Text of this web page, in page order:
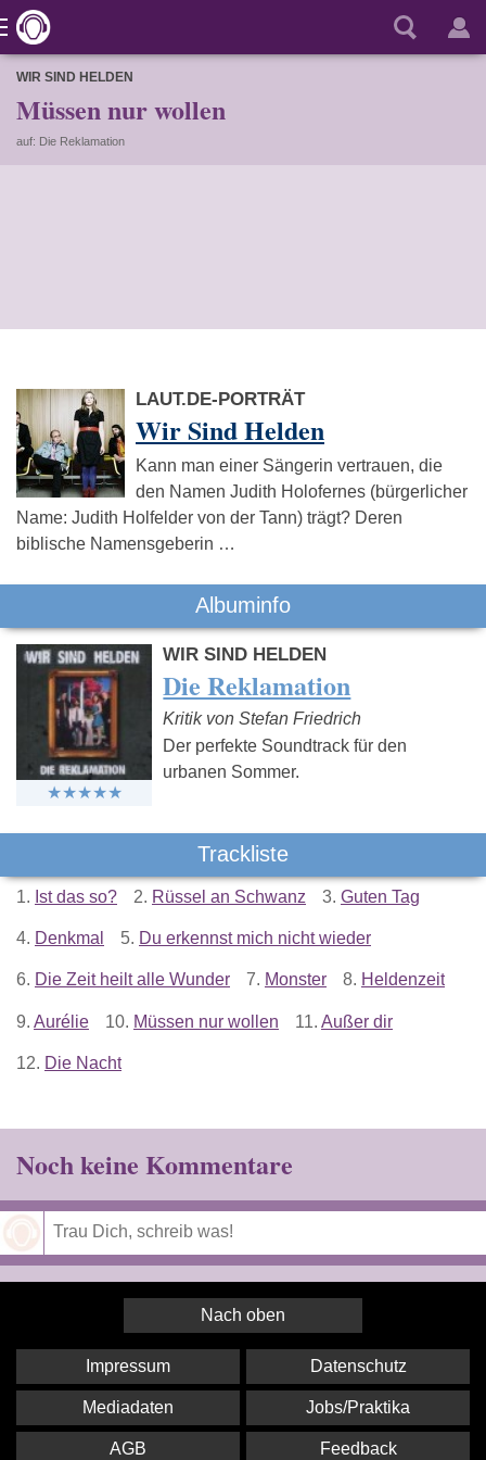
WIR SIND HELDEN
Müssen nur wollen
auf: Die Reklamation
LAUT.DE-PORTRÄT
Wir Sind Helden
Kann man einer Sängerin vertrauen, die
den Namen Judith Holofernes (bürgerlicher
Name: Judith Holfelder von der Tann) trägt? Deren
biblische Namensgeberin …
Albuminfo
WIR SIND HELDEN
Die Reklamation
Kritik von Stefan Friedrich
Der perfekte Soundtrack für den
urbanen Sommer.
Trackliste
1. Ist das so? 2. Rüssel an Schwanz 3. Guten Tag
4. Denkmal 5. Du erkennst mich nicht wieder
6. Die Zeit heilt alle Wunder 7. Monster 8. Heldenzeit
9. Aurélie 10. Müssen nur wollen 11. Außer dir
12. Die Nacht
Noch keine Kommentare
Nach oben
Impressum Datenschutz
Mediadaten Jobs/Praktika
AGB Feedback